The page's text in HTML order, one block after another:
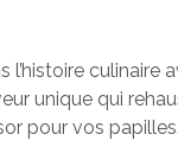
l’histoire culinaire
unique qui
pour vos